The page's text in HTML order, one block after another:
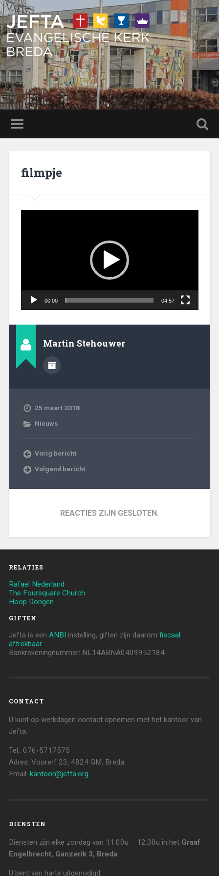
filmpje
00:00 04:57
Martin Stehouwer
25 maart 2018
Nieuws
Vorig bericht
Volgend bericht
REACTIES ZIJN GESLOTEN.
RELATIES
Rafael Nederland
The Foursquare Church
Hoop Dongen
GIFTEN
Jefta is een ANBI instelling, giften zijn daarom fiscaal
aftrekbaar.
Bankrekeningnummer: NL14ABNA0409952184
CONTACT
U kunt op werkdagen contact opnemen met het kantoor van
Jefta.
Tel.: 076-5717575
Adres: Voorerf 23, 4824 GM, Breda
Email: kantoor@jefta.org
DIENSTEN
Diensten zijn elke zondag van 11:00u – 12:30u in het Graaf
Engelbrecht, Ganzerik 3, Breda.
U bent van harte uitgenodigd.